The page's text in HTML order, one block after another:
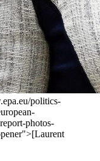
politics-
photos-